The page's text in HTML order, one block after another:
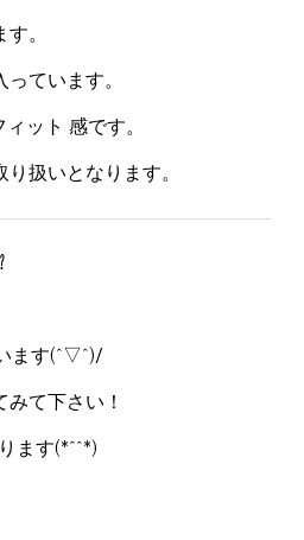
。
ています。
ット 感です。
扱いとなります。
ます(^▽^)/
て下さい！
ます(*^^*)